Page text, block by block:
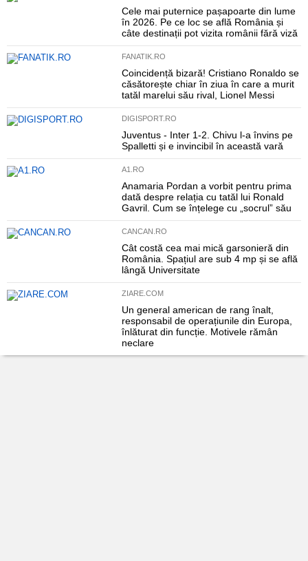
Cele mai puternice pașapoarte din lume
în 2026. Pe ce loc se află România și
câte destinații pot vizita românii fără viză
FANATIK.RO
Coincidență bizară! Cristiano Ronaldo se
căsătorește chiar în ziua în care a murit
tatăl marelui său rival, Lionel Messi
DIGISPORT.RO
Juventus - Inter 1-2. Chivu l-a învins pe
Spalletti și e invincibil în această vară
A1.RO
Anamaria Pordan a vorbit pentru prima
dată despre relația cu tatăl lui Ronald
Gavril. Cum se înțelege cu „socrul” său
CANCAN.RO
Cât costă cea mai mică garsonieră din
România. Spațiul are sub 4 mp și se află
lângă Universitate
ZIARE.COM
Un general american de rang înalt,
responsabil de operațiunile din Europa,
înlăturat din funcție. Motivele rămân
neclare